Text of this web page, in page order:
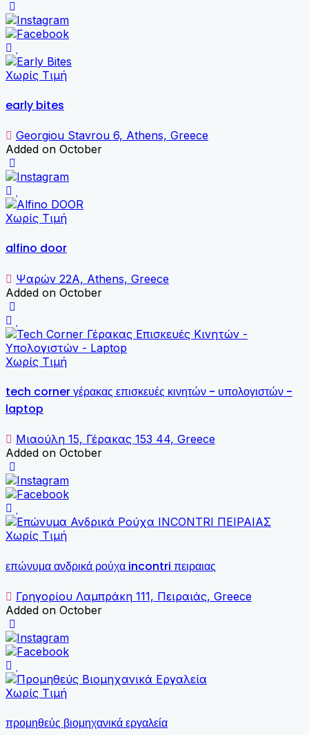
Χωρίς Τιμή
early bites
Georgiou Stavrou 6, Athens, Greece
Added on October
Χωρίς Τιμή
alfino door
Ψαρών 22Α, Athens, Greece
Added on October
Χωρίς Τιμή
tech corner γέρακας επισκευές κινητών - υπολογιστών -
laptop
Μιαούλη 15, Γέρακας 153 44, Greece
Added on October
Χωρίς Τιμή
επώνυμα ανδρικά ρούχα incontri πειραιας
Γρηγορίου Λαμπράκη 111, Πειραιάς, Greece
Added on October
Χωρίς Τιμή
προμηθεύς βιομηχανικά εργαλεία